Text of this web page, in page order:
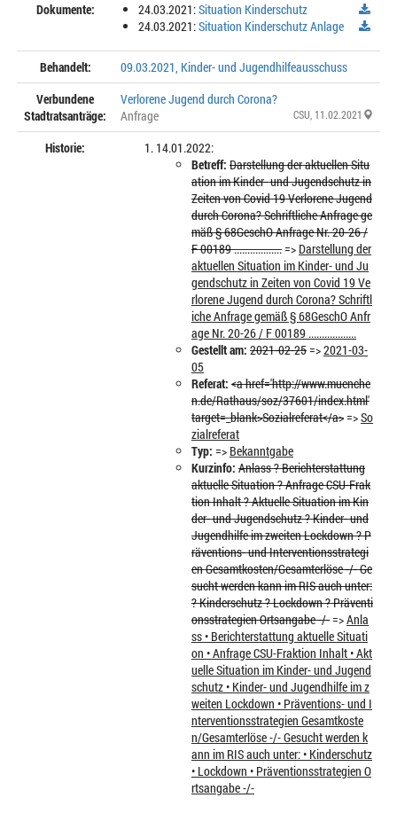
Dokumente:
24.03.2021:Situation Kinderschutz
24.03.2021:Situation Kinderschutz Anlage
Behandelt:
09.03.2021, Kinder- und Jugendhilfeausschuss
Verbundene
Stadtratsanträge:
Verlorene Jugend durch Corona?
Anfrage
CSU , 11.02.2021
Historie:
14.01.2022:
Betreff: Darstellung der aktuellen Situ
ation im Kinder- und Jugendschutz in
Zeiten von Covid 19 Verlorene Jugend
durch Corona? Schriftliche Anfrage ge
mäß § 68GeschO Anfrage Nr. 20-26 /
F 00189 ..................=> Darstellung der
aktuellen Situation im Kinder- und Ju
gendschutz in Zeiten von Covid 19 Ve
rlorene Jugend durch Corona? Schriftl
iche Anfrage gemäß § 68GeschO Anfr
age Nr. 20-26 / F 00189 ..................
Gestellt am: 2021-02-25=>2021-03-
05
Referat: <a href='http://www.muenche
n.de/Rathaus/soz/37601/index.html'
target=_blank>Sozialreferat</a>=>So
zialreferat
Typ: => Bekanntgabe
Kurzinfo: Anlass ? Berichterstattung
aktuelle Situation ? Anfrage CSU-Frak
tion Inhalt ? Aktuelle Situation im Kin
der- und Jugendschutz ? Kinder- und
Jugendhilfe im zweiten Lockdown ? P
räventions- und Interventionsstrategi
en Gesamtkosten/Gesamterlöse -/- Ge
sucht werden kann im RIS auch unter:
? Kinderschutz ? Lockdown ? Präventi
onsstrategien Ortsangabe -/-=>Anla
ss • Berichterstattung aktuelle Situati
on • Anfrage CSU-Fraktion Inhalt • Akt
uelle Situation im Kinder- und Jugend
schutz • Kinder- und Jugendhilfe im z
weiten Lockdown • Präventions- und I
nterventionsstrategien Gesamtkoste
n/Gesamterlöse -/- Gesucht werden k
ann im RIS auch unter: • Kinderschutz
• Lockdown • Präventionsstrategien O
rtsangabe -/-